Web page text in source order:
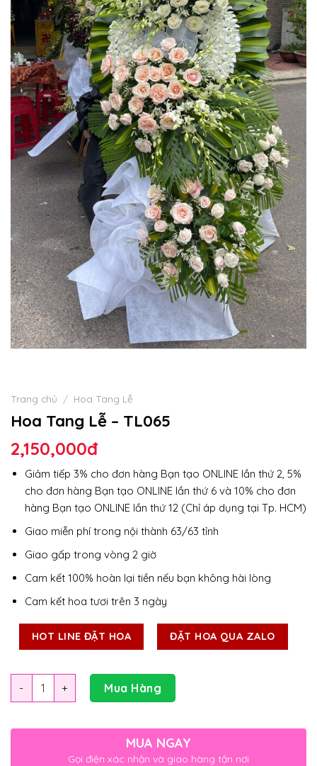
Trang chủ / Hoa Tang Lễ
Hoa Tang Lễ – TL065
2,150,000đ
Giảm tiếp 3% cho đơn hàng Bạn tạo ONLINE lần thứ 2, 5%
cho đơn hàng Bạn tạo ONLINE lần thứ 6 và 10% cho đơn
hàng Bạn tạo ONLINE lần thứ 12 (Chỉ áp dụng tại Tp. HCM)
Giao miễn phí trong nội thành 63/63 tỉnh
Giao gấp trong vòng 2 giờ
Cam kết 100% hoàn lại tiền nếu bạn không hài lòng
Cam kết hoa tươi trên 3 ngày
HOT LINE ĐẶT HOA ĐẶT HOA QUA ZALO
Số lượng Mua Hàng
MUA NGAY
Gọi điện xác nhận và giao hàng tận nơi